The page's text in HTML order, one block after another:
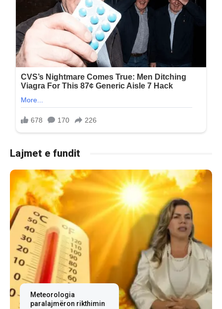
Lajmet e fundit
Meteorologia
paralajmëron rikthimin